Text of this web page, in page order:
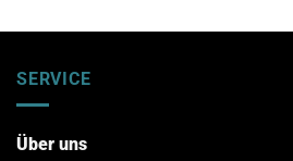
SERVICE
Über uns